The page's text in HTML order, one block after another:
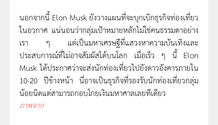
นอกจากนี้ Elon Musk ยังวางแผนที่จะบุกเบิกธุรกิจท่องเที่ยว
ในอวกาศ แน่นอนว่ากลุ่มเป้าหมายหลักไม่ใช่คนธรรมดาอย่าง
เรา ๆ แต่เป็นมหาเศรษฐีที่แสวงหาความบันเทิงและ
ประสบการณ์ที่ไม่อาจสัมผัสได้บนโลก เมื่อเร็ว ๆ นี้ Elon
Musk ได้ประกาศว่าจะส่งนักท่องเที่ยวไปยังดาวอังคารภายใน
10-20 ปีข้างหน้า นี่อาจเป็นธุรกิจที่รองรับนักท่องเที่ยวกลุ่ม
น้อยนิดแต่สามารถกอบโกยเงินมหาศาลเลยทีเดียว
ภาพจาก